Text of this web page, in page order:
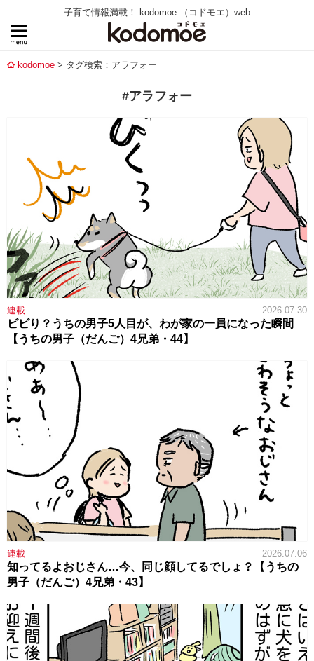
子育て情報満載！ kodomoe （コドモエ）web
kodomoe タグ検索：アラフォー
#アラフォー
連載 2026.07.30
ビビり？うちの男子5人目が、わが家の一員になった瞬間
【うちの男子（だんご）4兄弟・44】
連載 2026.07.06
知ってるよおじさん…今、同じ顔してるでしょ？【うちの
男子（だんご）4兄弟・43】